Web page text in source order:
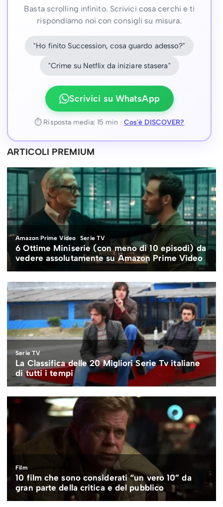
Basta scrolling infinito. Scrivici cosa cerchi e ti
rispondiamo noi con consigli su misura.
"Ho finito Succession, cosa guardo adesso?"
"Crime su Netflix da iniziare stasera"
Scrivici su WhatsApp
⏱ Risposta media: 15 min · Cos'è DISCOVER?
ARTICOLI PREMIUM